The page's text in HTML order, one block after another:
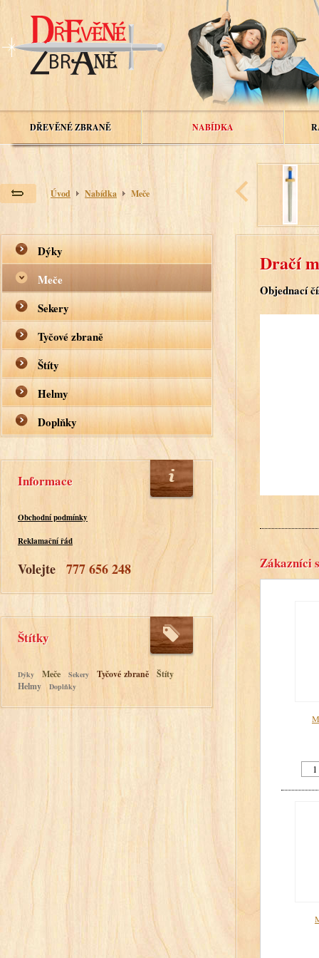
DŘEVĚNÉ ZBRANĚ NABÍDKA
Úvod Nabídka Meče
Dýky
Meče
Sekery
Tyčové zbraně
Štíty
Helmy
Doplňky
Informace
Obchodní podmínky
Reklamační řád
Volejte 777 656 248
Štítky
Dýky Meče Sekery Tyčové zbraně
Štíty
Helmy
Doplňky
Dračí
Objednací
Zákazníci